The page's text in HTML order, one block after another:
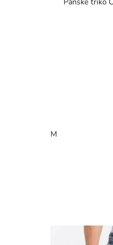
Pánské triko
M